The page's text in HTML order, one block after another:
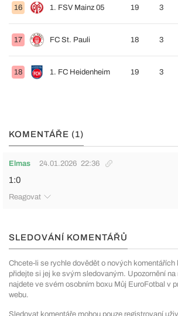
16 1. FSV Mainz 05 19 3
17 FC St. Pauli 18 3
18 1. FC Heidenheim 19 3
KOMENTÁŘE (1)
Elmas 24.01.2026 22:36
1:0
Reagovat
SLEDOVÁNÍ KOMENTÁŘŮ
Chcete-li se rychle dovědět o nových komentářích
přidejte si jej ke svým sledovaným. Upozornění na
najdete ve svém osobním boxu Můj EuroFotbal v
webu.
Sledovat komentáře mohou pouze registrovaní